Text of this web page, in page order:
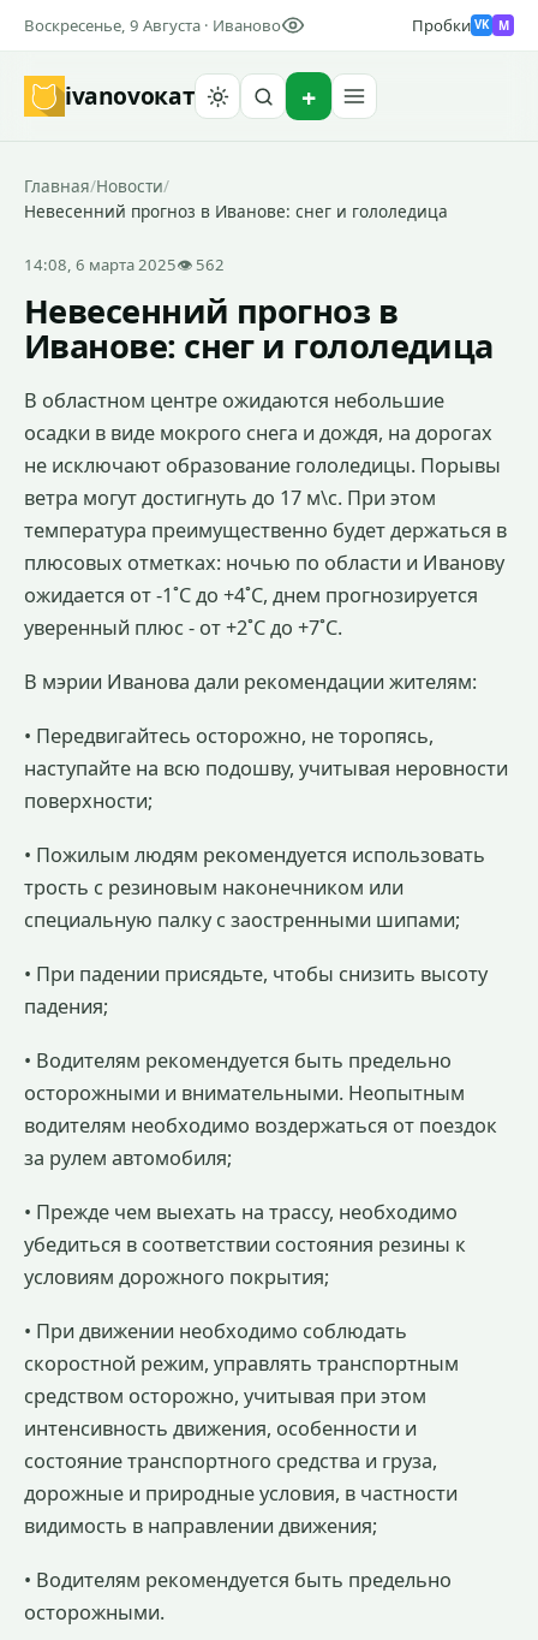
Воскресенье, 9 Августа · Иваново Пробки VK M
ivanovoкат
Главная/Новости/
Невесенний прогноз в Иванове: снег и гололедица
14:08, 6 марта 2025👁 562
Невесенний прогноз в
Иванове: снег и гололедица
В областном центре ожидаются небольшие
осадки в виде мокрого снега и дождя, на дорогах
не исключают образование гололедицы. Порывы
ветра могут достигнуть до 17 м\с. При этом
температура преимущественно будет держаться в
плюсовых отметках: ночью по области и Иванову
ожидается от -1˚С до +4˚С, днем прогнозируется
уверенный плюс - от +2˚С до +7˚С.
В мэрии Иванова дали рекомендации жителям:
• Передвигайтесь осторожно, не торопясь,
наступайте на всю подошву, учитывая неровности
поверхности;
• Пожилым людям рекомендуется использовать
трость с резиновым наконечником или
специальную палку с заостренными шипами;
• При падении присядьте, чтобы снизить высоту
падения;
• Водителям рекомендуется быть предельно
осторожными и внимательными. Неопытным
водителям необходимо воздержаться от поездок
за рулем автомобиля;
• Прежде чем выехать на трассу, необходимо
убедиться в соответствии состояния резины к
условиям дорожного покрытия;
• При движении необходимо соблюдать
скоростной режим, управлять транспортным
средством осторожно, учитывая при этом
интенсивность движения, особенности и
состояние транспортного средства и груза,
дорожные и природные условия, в частности
видимость в направлении движения;
• Водителям рекомендуется быть предельно
осторожными.